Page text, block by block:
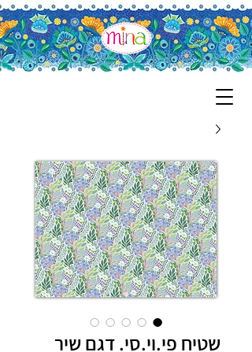
שטיח פי.וי.סי. דגם שיר